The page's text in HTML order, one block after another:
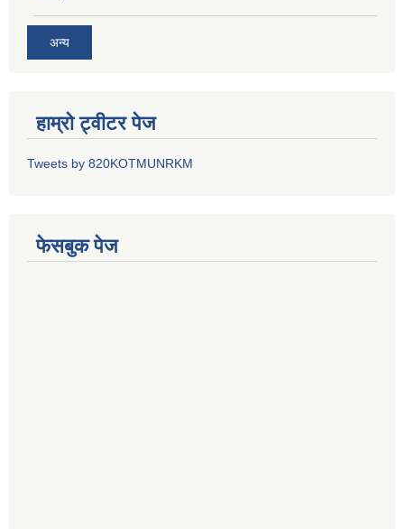
अन्य
हाम्रो ट्वीटर पेज
Tweets by 820KOTMUNRKM
फेसबुक पेज